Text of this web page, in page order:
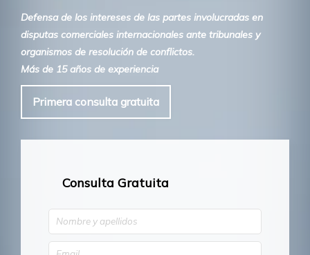
Defensa de los intereses de las partes involucradas en
disputas comerciales internacionales ante tribunales y
organismos de resolución de conflictos.
Más de 15 años de experiencia
Primera consulta gratuita
Consulta Gratuita